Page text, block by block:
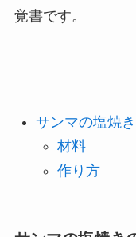
覚書です。
サンマの塩焼
材料
作り方